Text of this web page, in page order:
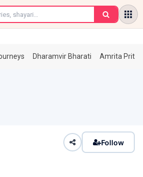
Dharamvir Bharati Amrita
Follow